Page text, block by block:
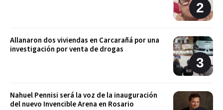
Allanaron dos viviendas en Carcarañá por una
investigación por venta de drogas
Nahuel Pennisi será la voz de la inauguración
del nuevo Invencible Arena en Rosario